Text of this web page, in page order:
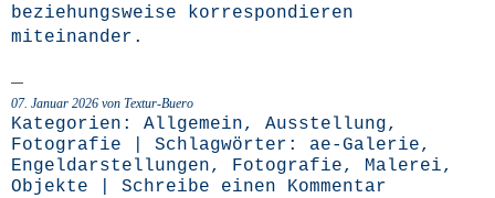
bezie­hungs­wei­se kor­re­spon­die­ren
miteinander.
07. Januar 2026 von Textur-Buero
Kategorien: Allgemein, Ausstellung,
Fotografie | Schlagwörter: ae-Galerie,
Engeldarstellungen, Fotografie, Malerei,
Objekte
Schreibe einen Kommentar